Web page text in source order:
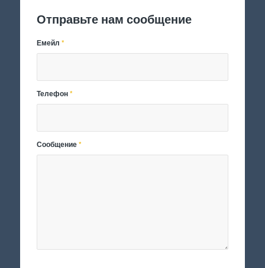
Отправьте нам сообщение
Емейл*
Телефон*
Сообщение*